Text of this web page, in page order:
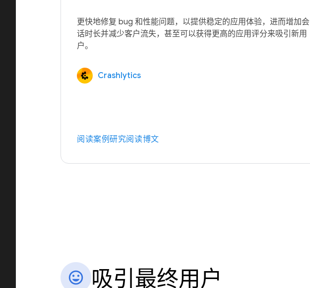
更快地修复 bug 和性能问题，以提供稳定的应用体验，进而增加会
话时长并减少客户流失，甚至可以获得更高的应用评分来吸引新用
Crashlytics
阅读案例研究阅读博文
吸引最终用户